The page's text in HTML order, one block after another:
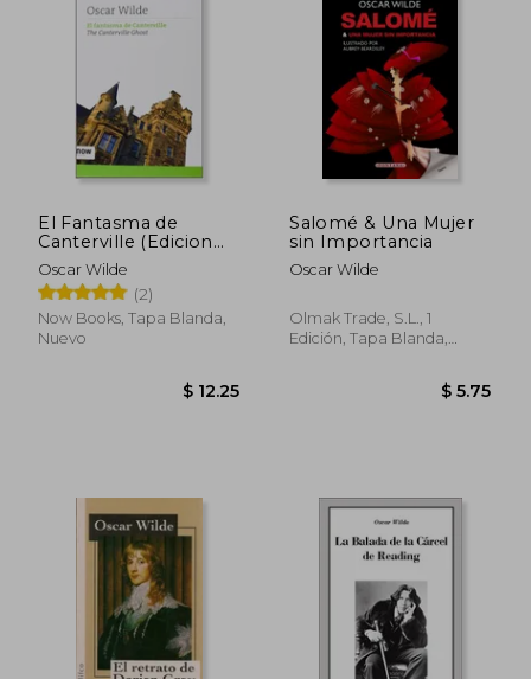
El Fantasma de
Canterville (Edicion
Bilingue Español-
Ingles)+Cd
Oscar Wilde
(2)
Now Books, Tapa Blanda,
Nuevo
Salomé & Una Mujer
sin Importancia
Oscar Wilde
Olmak Trade, S.L., 1
Edición, Tapa Blanda,